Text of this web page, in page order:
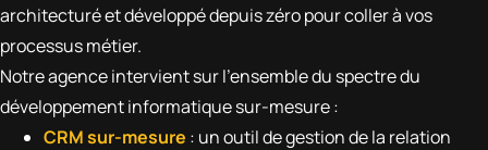
architecturé et développé depuis zéro pour coller à vos
processus métier.
Notre agence intervient sur l’ensemble du spectre du
développement informatique sur-mesure :
CRM sur-mesure : un outil de gestion de la relation